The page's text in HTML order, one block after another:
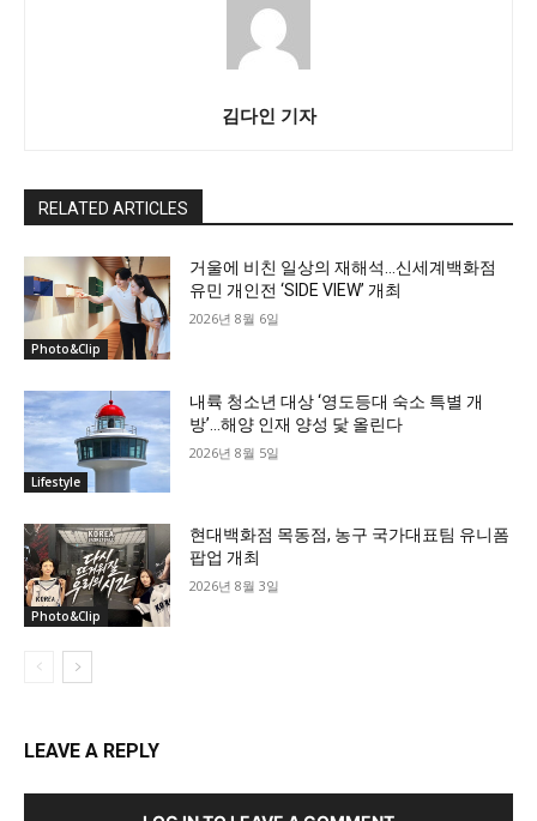
김다인 기자
RELATED ARTICLES
Photo&Clip
거울에 비친 일상의 재해석…신세계백화점
유민 개인전 ‘SIDE VIEW’ 개최
2026년 8월 6일
Lifestyle
내륙 청소년 대상 ‘영도등대 숙소 특별 개
방’…해양 인재 양성 닻 올린다
2026년 8월 5일
Photo&Clip
현대백화점 목동점, 농구 국가대표팀 유니폼
팝업 개최
2026년 8월 3일
LEAVE A REPLY